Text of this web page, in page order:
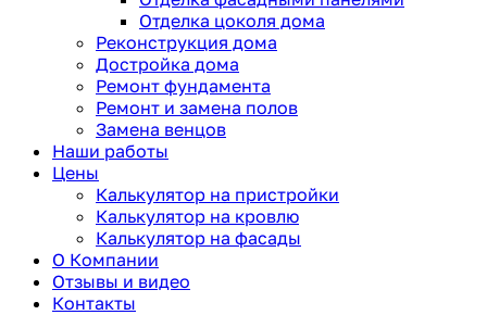
Отделка цоколя дома
Реконструкция дома
Достройка дома
Ремонт фундамента
Ремонт и замена полов
Замена венцов
Наши работы
Цены
Калькулятор на пристройки
Калькулятор на кровлю
Калькулятор на фасады
О Компании
Отзывы и видео
Контакты